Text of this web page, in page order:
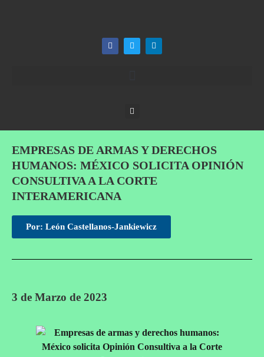
EMPRESAS DE ARMAS Y DERECHOS
HUMANOS: MÉXICO SOLICITA OPINIÓN
CONSULTIVA A LA CORTE
INTERAMERICANA
Por: León Castellanos-Jankiewicz
3 de Marzo de 2023